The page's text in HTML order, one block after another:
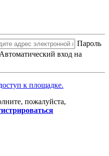
Пароль
Автоматический вход на
к площадке.
пожалуйста,